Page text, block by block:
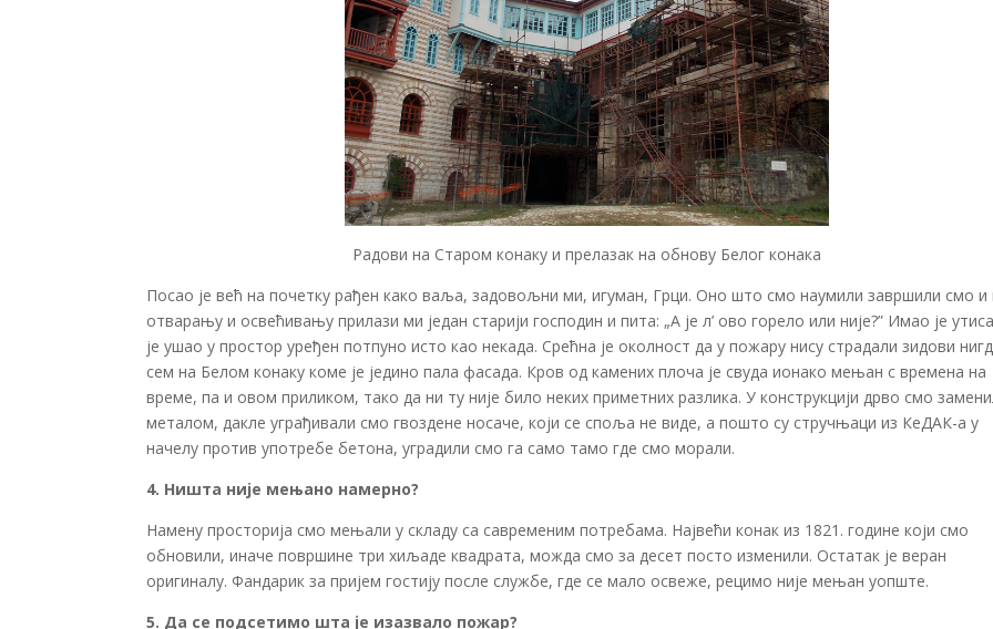
Радови на Старом конаку и прелазак на обнову Белог конака
Посао је већ на почетку рађен како ваља, задовољни ми, игуман, Грци. Оно што смо наумили завршили смо и
отварању и освећивању прилази ми један старији господин и пита: „А је л’ ово горело или није?” Имао је
је ушао у простор уређен потпуно исто као некада. Срећна је околност да у пожару нису страдали зидови
сем на Белом конаку коме је једино пала фасада. Кров од камених плоча је свуда ионако мењан с времена на
време, па и овом приликом, тако да ни ту није било неких приметних разлика. У конструкцији дрво смо
металом, дакле уграђивали смо гвоздене носаче, који се споља не виде, а пошто су стручњаци из КеДАК-а у
начелу против употребе бетона, уградили смо га само тамо где смо морали.
4. Ништа није мењано намерно?
Намену просторија смо мењали у складу са савременим потребама. Највећи конак из 1821. године који смо
обновили, иначе површине три хиљаде квадрата, можда смо за десет посто изменили. Остатак је веран
оригиналу. Фандарик за пријем гостију после службе, где се мало освеже, рецимо није мењан уопште.
5. Да се подсетимо шта је изазвало пожар?